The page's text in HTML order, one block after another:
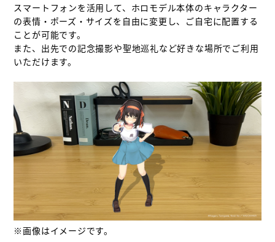
スマートフォンを活用して、ホロモデル本体のキャラクター
の表情・ポーズ・サイズを自由に変更し、ご自宅に配置する
ことが可能です。
また、出先での記念撮影や聖地巡礼など好きな場所でご利用
いただけます。
※画像はイメージです。